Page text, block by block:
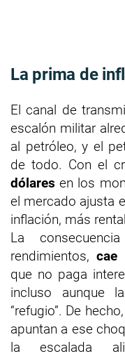
La prima de
El canal de
escalón militar
al petróleo, y el
de todo. Con el
dólares en los
el mercado ajusta
inflación, más
La
rendimientos,cae
que no paga
incluso aunque
“refugio”. De
apuntan a ese
la escalada